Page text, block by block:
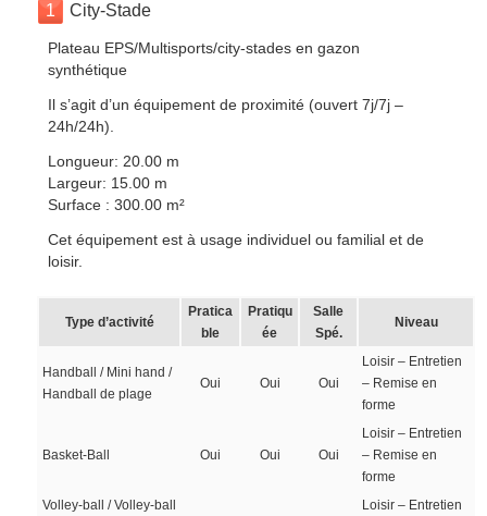
1 City-Stade
Plateau EPS/Multisports/city-stades en gazon
synthétique
Il s’agit d’un équipement de proximité (ouvert 7j/7j –
24h/24h).
Longueur: 20.00 m
Largeur: 15.00 m
Surface : 300.00 m²
Cet équipement est à usage individuel ou familial et de
loisir.
Type d’activité
Pratica
ble
Pratiqu
ée
Salle
Spé.
Niveau
Handball / Mini hand /
Handball de plage
Oui Oui Oui
Loisir – Entretien
– Remise en
forme
Basket-Ball Oui Oui Oui
Loisir – Entretien
– Remise en
forme
Volley-ball / Volley-ball
Loisir – Entretien